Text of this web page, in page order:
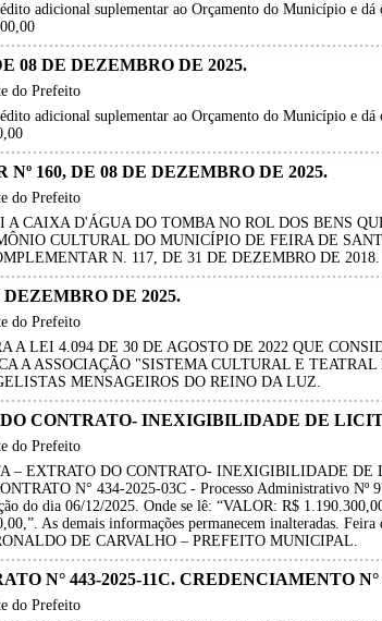
adicional suplementar ao Orçamento do Município e dá
08 DE DEZEMBRO DE 2025.
do Prefeito
adicional suplementar ao Orçamento do Município e dá
160, DE 08 DE DEZEMBRO DE 2025.
do Prefeito
A CAIXA D'ÁGUA DO TOMBA NO ROL DOS BENS
CULTURAL DO MUNICÍPIO DE FEIRA DE
N. 117, DE 31 DE DEZEMBRO DE 2018.
DEZEMBRO DE 2025.
do Prefeito
A LEI 4.094 DE 30 DE AGOSTO DE 2022 QUE
A ASSOCIAÇÃO "SISTEMA CULTURAL E TEATRAL
MENSAGEIROS DO REINO DA LUZ.
CONTRATO- INEXIGIBILIDADE DE
do Prefeito
– EXTRATO DO CONTRATO- INEXIGIBILIDADE DE
N° 434-2025-03C - Processo Administrativo Nº
do dia 06/12/2025. Onde se lê: “VALOR: R$
As demais informações permanecem inalteradas. Feira
DE CARVALHO – PREFEITO MUNICIPAL.
N° 443-2025-11C. CREDENCIAMENTO N°
do Prefeito